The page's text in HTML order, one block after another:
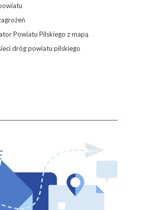
Powiatu Pilskiego z mapą
dróg powiatu pilskiego